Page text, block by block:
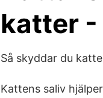
katter -
Så skyddar du
Kattens saliv